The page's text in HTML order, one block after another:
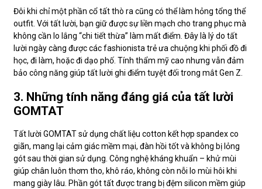
Đôi khi chỉ một phần cổ tất thò ra cũng có thể làm hỏng tổng thể
outfit. Với tất lười, bạn giữ được sự liền mạch cho trang phục mà
không cần lo lắng “chi tiết thừa” làm mất điểm. Đây là lý do tất
lười ngày càng được các fashionista trẻ ưa chuộng khi phối đồ đi
học, đi làm, hoặc đi dạo phố. Tính thẩm mỹ cao nhưng vẫn đảm
bảo công năng giúp tất lười ghi điểm tuyệt đối trong mắt Gen Z.
3. Những tính năng đáng giá của tất lười
GOMTAT
Tất lười GOMTAT sử dụng chất liệu cotton kết hợp spandex co
giãn, mang lại cảm giác mềm mại, đàn hồi tốt và không bị lỏng
gót sau thời gian sử dụng. Công nghệ kháng khuẩn – khử mùi
giúp chân luôn thơm tho, khô ráo, không còn nỗi lo mùi hôi khi
mang giày lâu. Phần gót tất được trang bị đệm silicon mềm giúp